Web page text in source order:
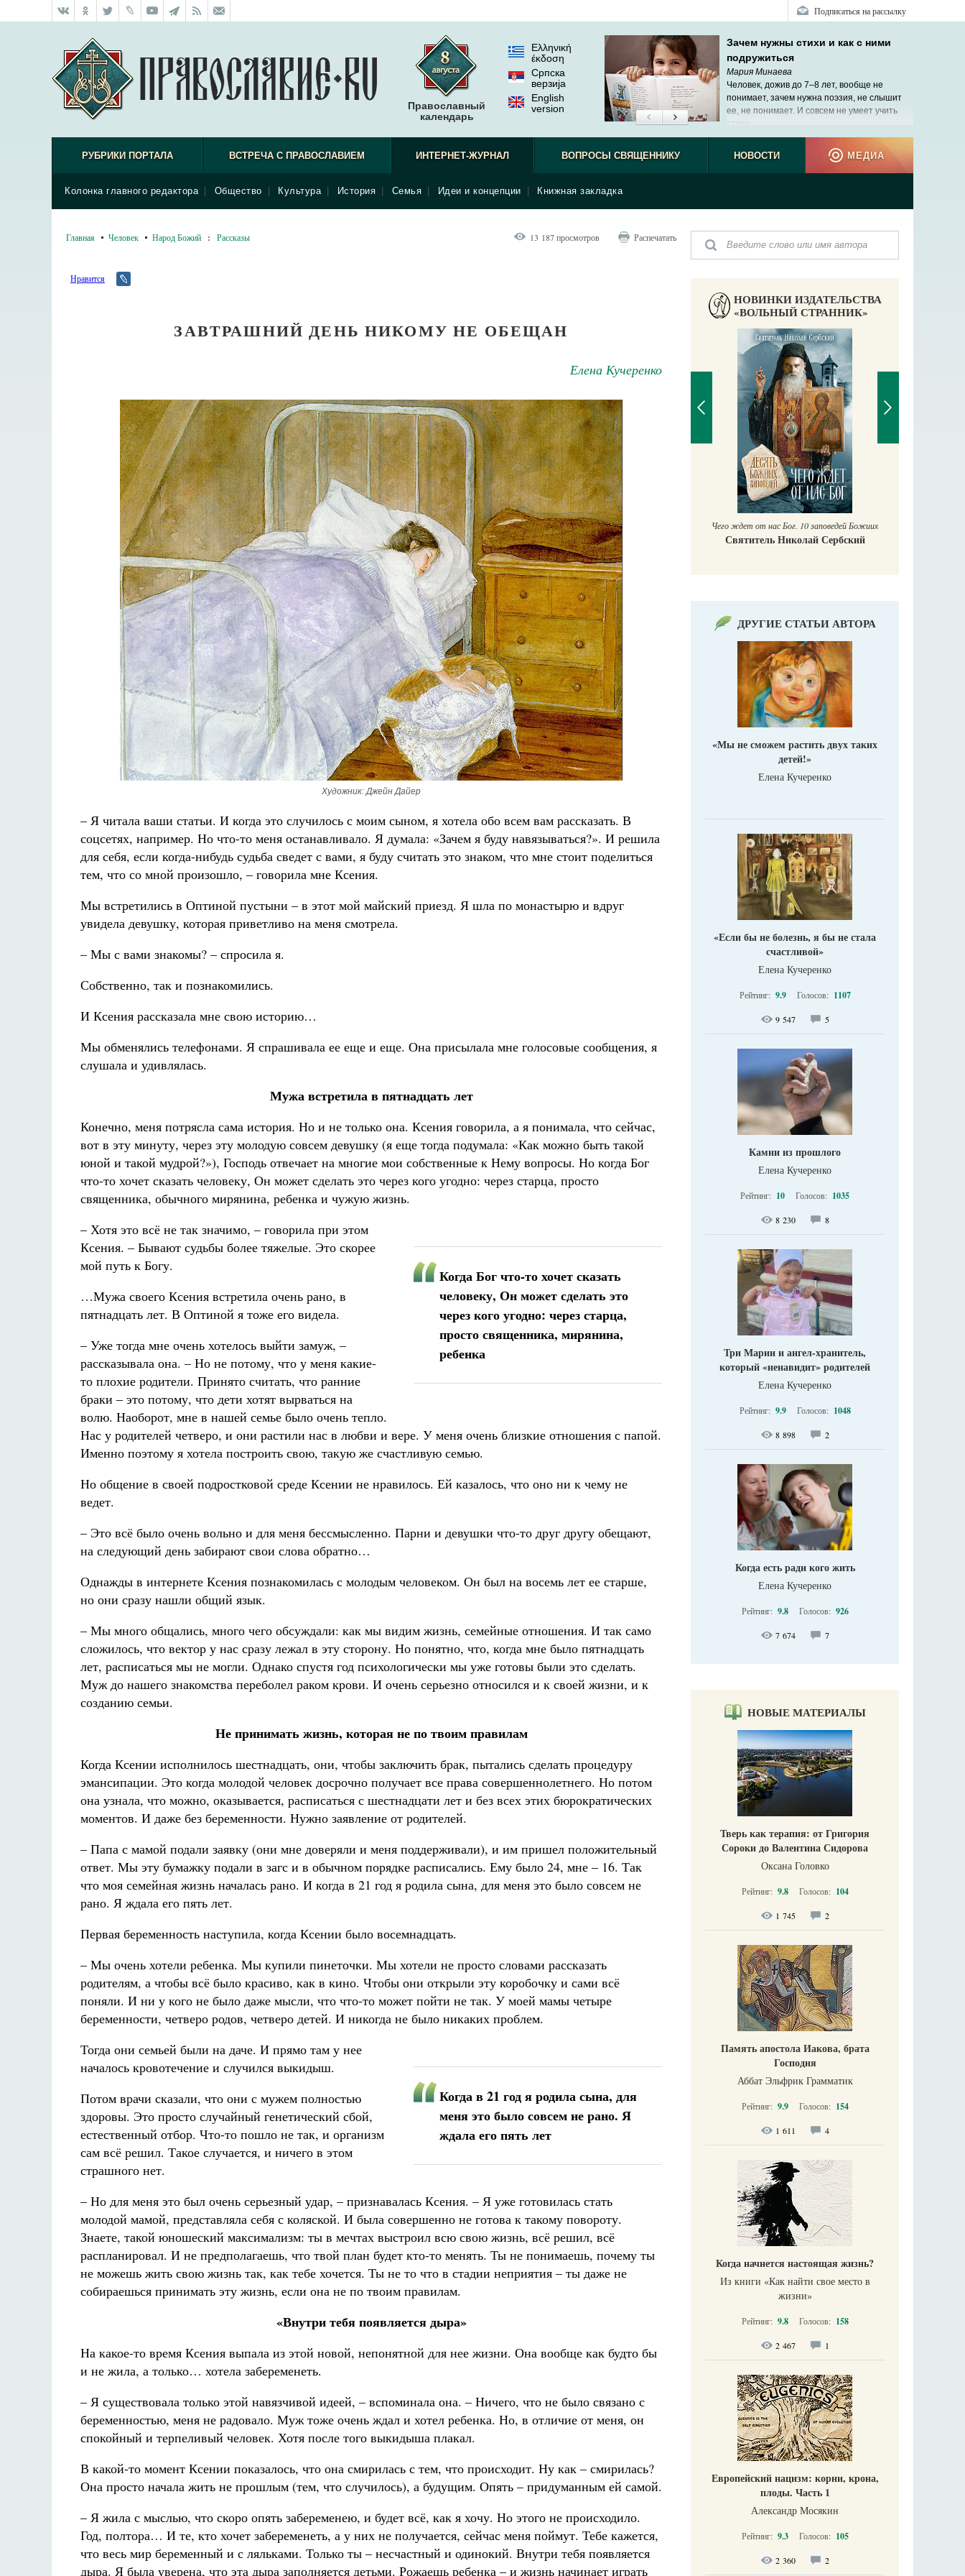
Подписаться на рассылку
Православный
календарь
Ελληνική
έκδοση
Српска
верзиjа
English
version
Зачем нужны стихи и как с ними
подружиться
Мария Минаева
Человек, дожив до 7–8 лет, вообще не
понимает, зачем нужна поэзия, не слышит
ее, не понимает. И совсем не умеет учить
стихи.
РУБРИКИ ПОРТАЛА ВСТРЕЧА С ПРАВОСЛАВИЕМ ИНТЕРНЕТ-ЖУРНАЛ
Колонка главного редактора Общество Культура История Семья Идеи и концепции Книжная закладка
ВОПРОСЫ СВЯЩЕННИКУ НОВОСТИ МЕДИА
Главная Человек Народ Божий : Рассказы 13 187 просмотров Распечатать
Нравится
ЗАВТРАШНИЙ ДЕНЬ НИКОМУ НЕ ОБЕЩАН
Елена Кучеренко
Художник: Джейн Дайер
– Я читала ваши статьи. И когда это случилось с моим сыном, я хотела обо всем вам рассказать. В
соцсетях, например. Но что-то меня останавливало. Я думала: «Зачем я буду навязываться?». И решила
для себя, если когда-нибудь судьба сведет с вами, я буду считать это знаком, что мне стоит поделиться
тем, что со мной произошло, – говорила мне Ксения.
Мы встретились в Оптиной пустыни – в этот мой майский приезд. Я шла по монастырю и вдруг
увидела девушку, которая приветливо на меня смотрела.
– Мы с вами знакомы? – спросила я.
Собственно, так и познакомились.
И Ксения рассказала мне свою историю…
Мы обменялись телефонами. Я спрашивала ее еще и еще. Она присылала мне голосовые сообщения, я
слушала и удивлялась.
Мужа встретила в пятнадцать лет
Конечно, меня потрясла сама история. Но и не только она. Ксения говорила, а я понимала, что сейчас,
вот в эту минуту, через эту молодую совсем девушку (я еще тогда подумала: «Как можно быть такой
юной и такой мудрой?»), Господь отвечает на многие мои собственные к Нему вопросы. Но когда Бог
что-то хочет сказать человеку, Он может сделать это через кого угодно: через старца, просто
священника, обычного мирянина, ребенка и чужую жизнь.
Когда Бог что-то хочет сказать
человеку, Он может сделать это
через кого угодно: через старца,
просто священника, мирянина,
ребенка
– Хотя это всё не так значимо, – говорила при этом
Ксения. – Бывают судьбы более тяжелые. Это скорее
мой путь к Богу.
…Мужа своего Ксения встретила очень рано, в
пятнадцать лет. В Оптиной я тоже его видела.
– Уже тогда мне очень хотелось выйти замуж, –
рассказывала она. – Но не потому, что у меня какие-
то плохие родители. Принято считать, что ранние
браки – это потому, что дети хотят вырваться на
волю. Наоборот, мне в нашей семье было очень тепло.
Нас у родителей четверо, и они растили нас в любви и вере. У меня очень близкие отношения с папой.
Именно поэтому я хотела построить свою, такую же счастливую семью.
Но общение в своей подростковой среде Ксении не нравилось. Ей казалось, что оно ни к чему не
ведет.
– Это всё было очень вольно и для меня бессмысленно. Парни и девушки что-то друг другу обещают,
на следующий день забирают свои слова обратно…
Однажды в интернете Ксения познакомилась с молодым человеком. Он был на восемь лет ее старше,
но они сразу нашли общий язык.
– Мы много общались, много чего обсуждали: как мы видим жизнь, семейные отношения. И так само
сложилось, что вектор у нас сразу лежал в эту сторону. Но понятно, что, когда мне было пятнадцать
лет, расписаться мы не могли. Однако спустя год психологически мы уже готовы были это сделать.
Муж до нашего знакомства переболел раком крови. И очень серьезно относился и к своей жизни, и к
созданию семьи.
Не принимать жизнь, которая не по твоим правилам
Когда Ксении исполнилось шестнадцать, они, чтобы заключить брак, пытались сделать процедуру
эмансипации. Это когда молодой человек досрочно получает все права совершеннолетнего. Но потом
она узнала, что можно, оказывается, расписаться с шестнадцати лет и без всех этих бюрократических
моментов. И даже без беременности. Нужно заявление от родителей.
– Папа с мамой подали заявку (они мне доверяли и меня поддерживали), и им пришел положительный
ответ. Мы эту бумажку подали в загс и в обычном порядке расписались. Ему было 24, мне – 16. Так
что моя семейная жизнь началась рано. И когда в 21 год я родила сына, для меня это было совсем не
рано. Я ждала его пять лет.
Первая беременность наступила, когда Ксении было восемнадцать.
– Мы очень хотели ребенка. Мы купили пинеточки. Мы хотели не просто словами рассказать
родителям, а чтобы всё было красиво, как в кино. Чтобы они открыли эту коробочку и сами всё
поняли. И ни у кого не было даже мысли, что что-то может пойти не так. У моей мамы четыре
беременности, четверо родов, четверо детей. И никогда не было никаких проблем.
Когда в 21 год я родила сына, для
меня это было совсем не рано. Я
ждала его пять лет
Тогда они семьей были на даче. И прямо там у нее
началось кровотечение и случился выкидыш.
Потом врачи сказали, что они с мужем полностью
здоровы. Это просто случайный генетический сбой,
естественный отбор. Что-то пошло не так, и организм
сам всё решил. Такое случается, и ничего в этом
страшного нет.
– Но для меня это был очень серьезный удар, – признавалась Ксения. – Я уже готовилась стать
молодой мамой, представляла себя с коляской. И была совершенно не готова к такому повороту.
Знаете, такой юношеский максимализм: ты в мечтах выстроил всю свою жизнь, всё решил, всё
распланировал. И не предполагаешь, что твой план будет кто-то менять. Ты не понимаешь, почему ты
не можешь жить свою жизнь так, как тебе хочется. Ты не то что в стадии неприятия – ты даже не
собираешься принимать эту жизнь, если она не по твоим правилам.
«Внутри тебя появляется дыра»
На какое-то время Ксения выпала из этой новой, непонятной для нее жизни. Она вообще как будто бы
и не жила, а только… хотела забеременеть.
– Я существовала только этой навязчивой идеей, – вспоминала она. – Ничего, что не было связано с
беременностью, меня не радовало. Муж тоже очень ждал и хотел ребенка. Но, в отличие от меня, он
спокойный и терпеливый человек. Хотя после того выкидыша плакал.
В какой-то момент Ксении показалось, что она смирилась с тем, что происходит. Ну как – смирилась?
Она просто начала жить не прошлым (тем, что случилось), а будущим. Опять – придуманным ей самой.
– Я жила с мыслью, что скоро опять забеременею, и будет всё, как я хочу. Но этого не происходило.
Год, полтора… И те, кто хочет забеременеть, а у них не получается, сейчас меня поймут. Тебе кажется,
что весь мир беременный и с ляльками. Только ты – несчастный и одинокий. Внутри тебя появляется
дыра. Я была уверена, что эта дыра заполняется детьми. Рожаешь ребенка – и жизнь начинает играть
НОВИНКИ ИЗДАТЕЛЬСТВА
«ВОЛЬНЫЙ СТРАННИК»
Разлуки не будет
Фредерика де Грааф Как найти своё место в жизни
Кирилл Мурышев
Великомученик Георгий Победоносец. Научись у
святого
Роман Котов Чего ждет от нас Бог. 10 заповедей Божиих
Святитель Николай Сербский
ДРУГИЕ СТАТЬИ АВТОРА
«Мы не сможем растить двух таких
детей!»
Елена Кучеренко
«Если бы не болезнь, я бы не стала
счастливой»
Елена Кучеренко
Рейтинг: 9.9 Голосов: 1107
9 547 5
Камни из прошлого
Елена Кучеренко
Рейтинг: 10 Голосов: 1035
8 230 8
Три Марии и ангел-хранитель,
который «ненавидит» родителей
Елена Кучеренко
Рейтинг: 9.9 Голосов: 1048
8 898 2
Когда есть ради кого жить
Елена Кучеренко
Рейтинг: 9.8 Голосов: 926
7 674 7
НОВЫЕ МАТЕРИАЛЫ
Тверь как терапия: от Григория
Сороки до Валентина Сидорова
Оксана Головко
Рейтинг: 9.8 Голосов: 104
1 745 2
Память апостола Иакова, брата
Господня
Аббат Эльфрик Грамматик
Рейтинг: 9.9 Голосов: 154
1 611 4
Когда начнется настоящая жизнь?
Из книги «Как найти свое место в
жизни​»
Рейтинг: 9.8 Голосов: 158
2 467 1
Европейский нацизм: корни, крона,
плоды. Часть 1
Александр Мосякин
Рейтинг: 9.3 Голосов: 105
2 360 2